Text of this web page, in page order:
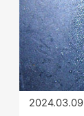
2024.03.09